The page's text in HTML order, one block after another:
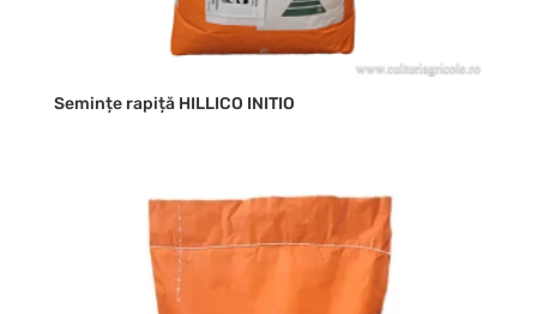
Semințe rapiță HILLICO INITIO